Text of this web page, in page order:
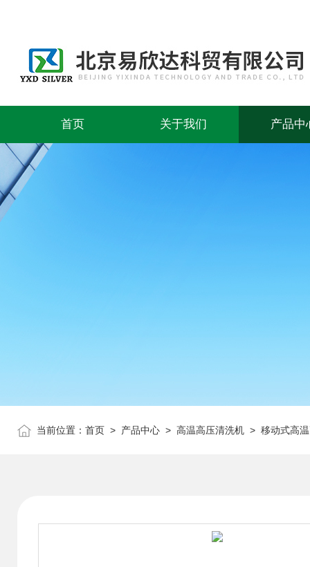
首页 关于我们 产品中
当前位置： 首页 > 产品中心 > 高温高压清洗机 > 移动式高